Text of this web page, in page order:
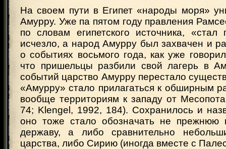
На своем пути в Египет «народы моря»
Амурру. Уже па пятом году правления
по словам египетского источника,
исчезло, а народ Амурру был захвачен и
о событиях восьмого года, как уже
что пришельцы разбили свой лагерь в
событий царство Амурру перестало
«Амурру» стало прилагаться к обширным
вообще территориям к западу от
74; Klengel, 1992, 184). Сохранилось и
оно тоже стало обозначать не прежнюю
державу, а либо сравнительно
царства, либо Сирию (иногда вместе с